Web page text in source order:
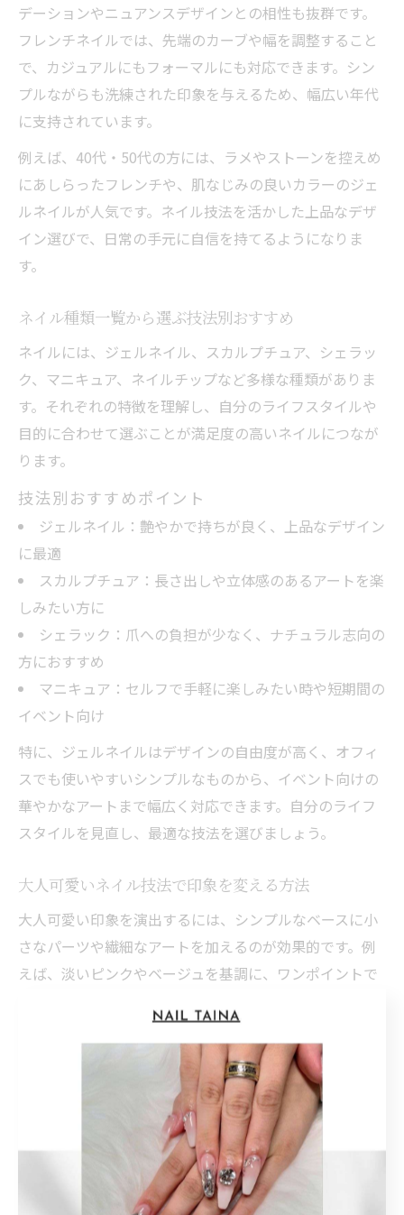
デーションやニュアンスデザインとの相性も抜群です。
フレンチネイルでは、先端のカーブや幅を調整すること
で、カジュアルにもフォーマルにも対応できます。シン
プルながらも洗練された印象を与えるため、幅広い年代
に支持されています。
例えば、40代・50代の方には、ラメやストーンを控えめ
にあしらったフレンチや、肌なじみの良いカラーのジェ
ルネイルが人気です。ネイル技法を活かした上品なデザ
イン選びで、日常の手元に自信を持てるようになりま
す。
ネイル種類一覧から選ぶ技法別おすすめ
ネイルには、ジェルネイル、スカルプチュア、シェラッ
ク、マニキュア、ネイルチップなど多様な種類がありま
す。それぞれの特徴を理解し、自分のライフスタイルや
目的に合わせて選ぶことが満足度の高いネイルにつなが
ります。
技法別おすすめポイント
ジェルネイル：艶やかで持ちが良く、上品なデザイン
に最適
スカルプチュア：長さ出しや立体感のあるアートを楽
しみたい方に
シェラック：爪への負担が少なく、ナチュラル志向の
方におすすめ
マニキュア：セルフで手軽に楽しみたい時や短期間の
イベント向け
特に、ジェルネイルはデザインの自由度が高く、オフィ
スでも使いやすいシンプルなものから、イベント向けの
華やかなアートまで幅広く対応できます。自分のライフ
スタイルを見直し、最適な技法を選びましょう。
大人可愛いネイル技法で印象を変える方法
大人可愛い印象を演出するには、シンプルなベースに小
さなパーツや繊細なアートを加えるのが効果的です。例
えば、淡いピンクやベージュを基調に、ワンポイントで
さのバランスが取れます。
また、グラデーションやニュアンスネイルは派手すぎ
ず、手元に柔らかな印象を与えます。40代・50代の方に
は、落ち着いた色味でラメやパールを控えめに使うこと
で、年齢に合った大人の可愛さを表現できます。
失敗しがちなポイントは、装飾を盛り込みすぎて子供っ
ぽくなってしまうことです。迷った時はネイリストに相